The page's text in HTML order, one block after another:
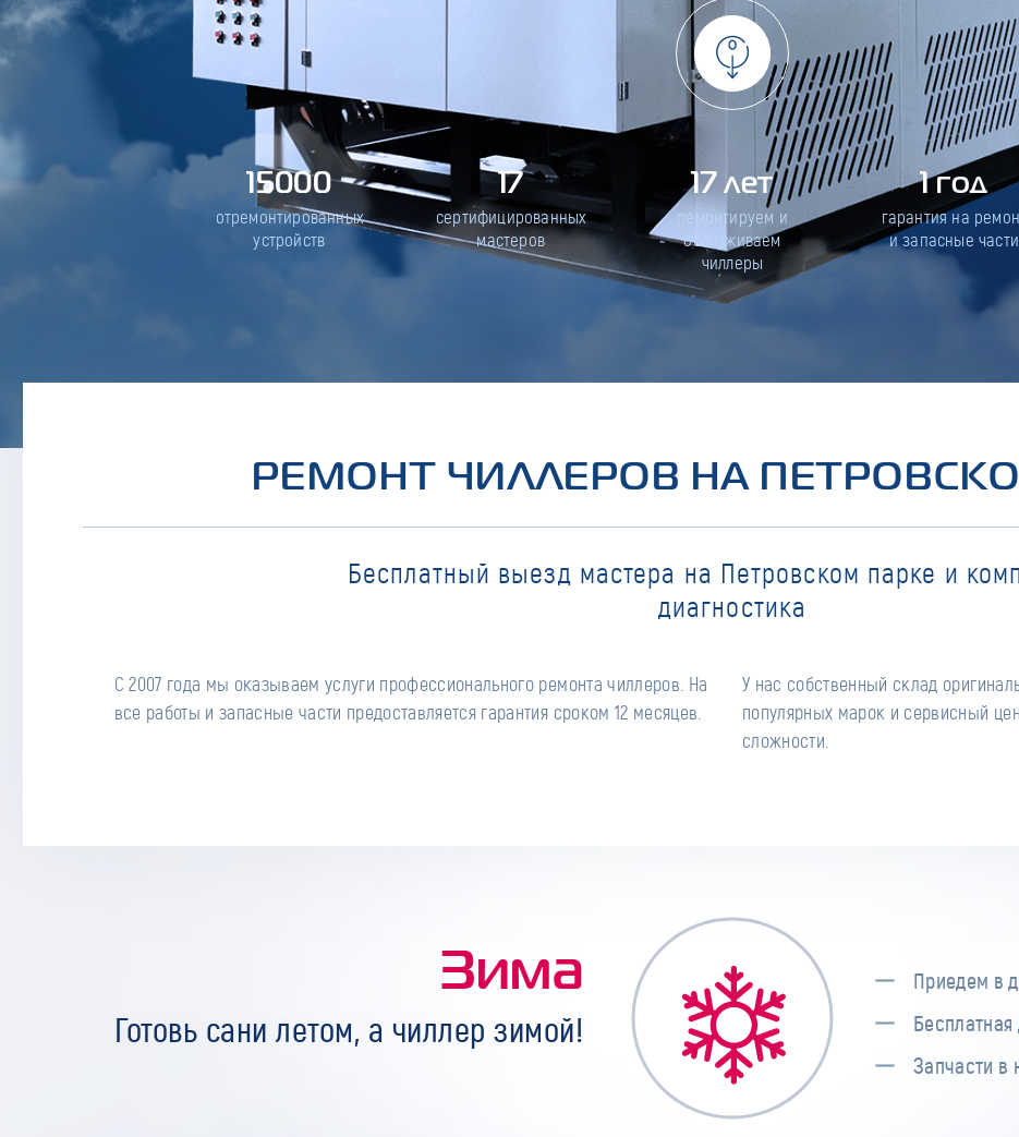
15000
отремонтированных
устройств
17
сертифицированных
мастеров
17 лет
ремонтируем и
обслуживаем
чиллеры
1 год
гарантия на
и запасные части
РЕМОНТ ЧИЛЛЕРОВ НА
Бесплатный выезд мастера на Петровском парке и
диагностика
С 2007 года мы оказываем услуги профессионального ремонта чиллеров. На
все работы и запасные части предоставляется гарантия сроком 12 месяцев.
У нас собственный склад
популярных марок и сервисный
сложности.
Зима
Готовь сани летом, а чиллер зимой!
Приедем в
Бесплатная
Запчасти в